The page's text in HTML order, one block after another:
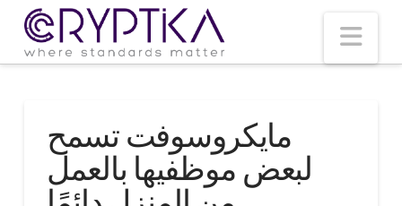
مايكروسوفت تسمح
لبعض موظفيها بالعمل